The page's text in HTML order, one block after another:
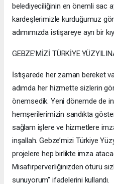
belediyeciliğinin en önemli sac
kardeşlerimizle kurduğumuz
adımımızda istişareye ayrı bir
GEBZE’MİZİ TÜRKİYE
İstişarede her zaman bereket
adımda her hizmette sizlerin
önemsedik. Yeni dönemde de
hemşerilerimizin sandıkta
sağlam işlere ve hizmetlere
inşallah. Gebze’mizi Türkiye
projelere hep birlikte imza
Misafirperverliğinizden ötürü
sunuyorum” ifadelerini kullandı.